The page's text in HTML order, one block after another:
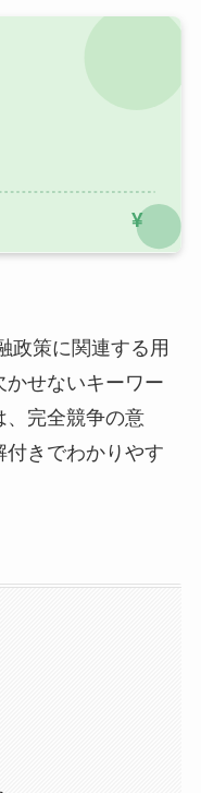
政策に関連する用
せないキーワー
、完全競争の意
きでわかりやす